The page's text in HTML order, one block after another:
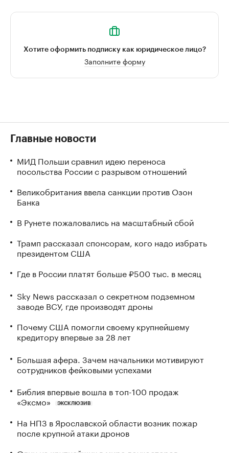
Хотите оформить подписку как юридическое лицо?
Заполните форму
Главные новости
МИД Польши сравнил идею переноса
посольства России с разрывом отношений
Великобритания ввела санкции против Озон
Банка
В Рунете пожаловались на масштабный сбой
Трамп рассказал спонсорам, кого надо избрать
президентом США
Где в России платят больше ₽500 тыс. в месяц
Sky News рассказал о секретном подземном
заводе ВСУ, где производят дроны
Почему США помогли своему крупнейшему
кредитору впервые за 28 лет
Большая афера. Зачем начальники мотивируют
сотрудников фейковыми успехами
Библия впервые вошла в топ-100 продаж
«Эксмо»
ЭКСКЛЮЗИВ
На НПЗ в Ярославской области возник пожар
после крупной атаки дронов